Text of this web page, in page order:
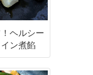
ヘルシー
ン煮餡